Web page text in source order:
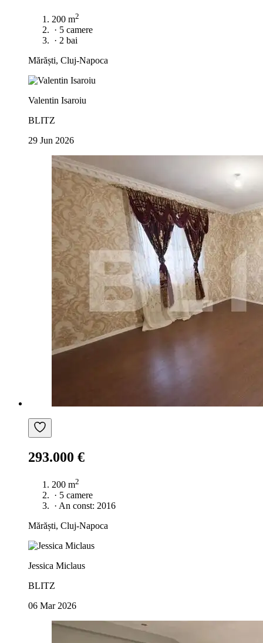
200 m2
· 5 camere
· 2 bai
Mărăști, Cluj-Napoca
Valentin Isaroiu
BLITZ
29 Jun 2026
293.000 €
200 m2
· 5 camere
· An const: 2016
Mărăști, Cluj-Napoca
Jessica Miclaus
BLITZ
06 Mar 2026